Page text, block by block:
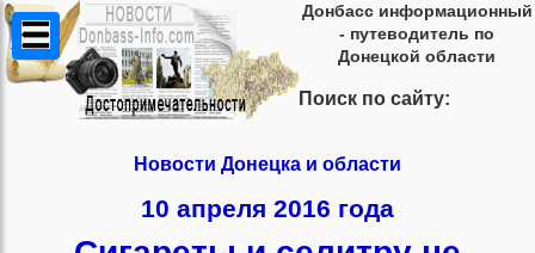
Донбасс информационный
- путеводитель по
Донецкой области
Поиск по сайту:
Новости Донецка и области
10 апреля 2016 года